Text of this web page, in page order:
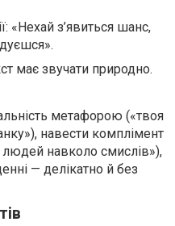
«Нехай з’явиться шанс,
має звучати природно.
метафорою («твоя
навести комплімент
навколо смислів»),
— делікатно й без